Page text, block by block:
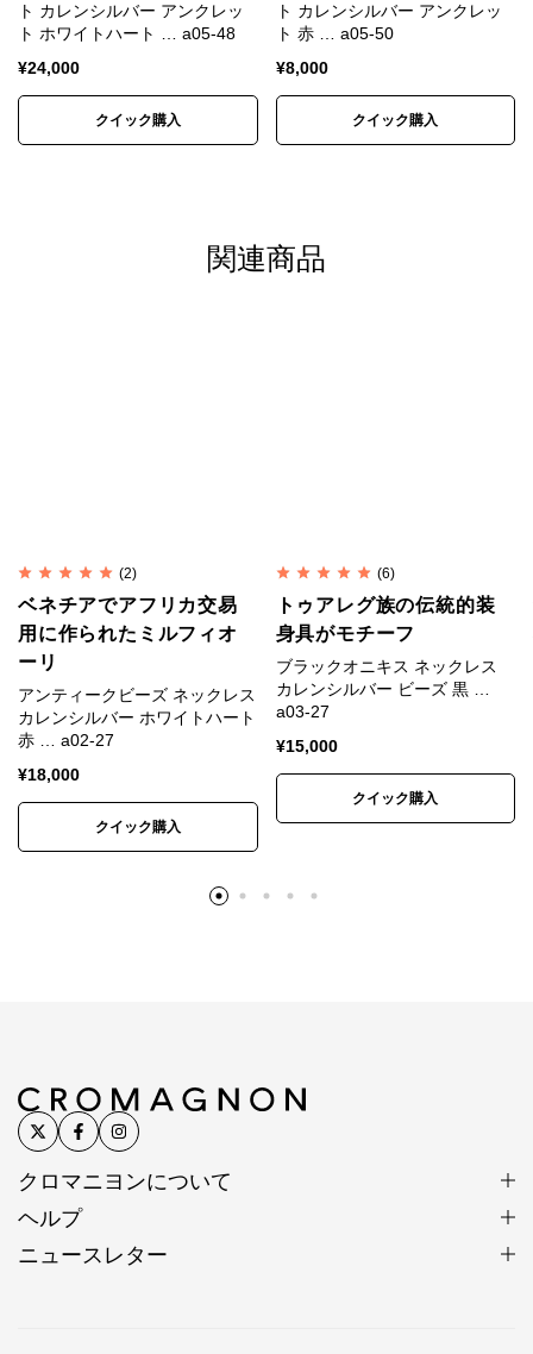
※カレンシルバー、天然石、アンティークビーズは素
材の特性上、刻印や形、色合い、風合い、小さなキズ
など個体差があります。素材や製法の特性としてご理
※色は正確に表現するよう努めていますが、モニター
製 アンティークビーズ/ネパール
寸法
トップ1.5～2mm×4～5mm×10～11mm(丸管含
まず) アンティークビーズ直径2～2.5mm
サイズ 全長38～70cm
手仕事の原点が脈々と受け継が
一つひとつが手作りで、それぞれが異なる表情を持ち
ます。
丹念に刻印が打ち込まれたシルバービーズに職人の技
と心意気を感じられます。
カレンシルバー製作風景
ト カレンシルバー アンクレッ
ト ホワイトハート … a05-48
¥24,000
クイック購入
ト カレンシルバー アンクレッ
ト 赤 … a05-50
¥8,000
クイック購入
関連商品
(2)
ベネチアでアフリカ交易
用に作られたミルフィオ
ーリ
アンティークビーズ ネックレス
カレンシルバー ホワイトハート
赤 … a02-27
¥18,000
クイック購入
(6)
トゥアレグ族の伝統的装
身具がモチーフ
ブラックオニキス ネックレス
カレンシルバー ビーズ 黒 …
a03-27
¥15,000
クイック購入
クロマニヨンについて
ヘルプ
ニュースレター